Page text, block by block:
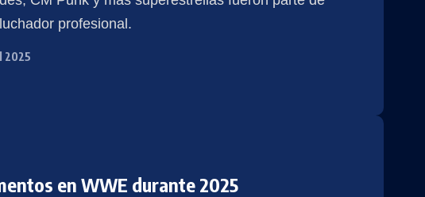
profesional.
2025
en WWE durante 2025